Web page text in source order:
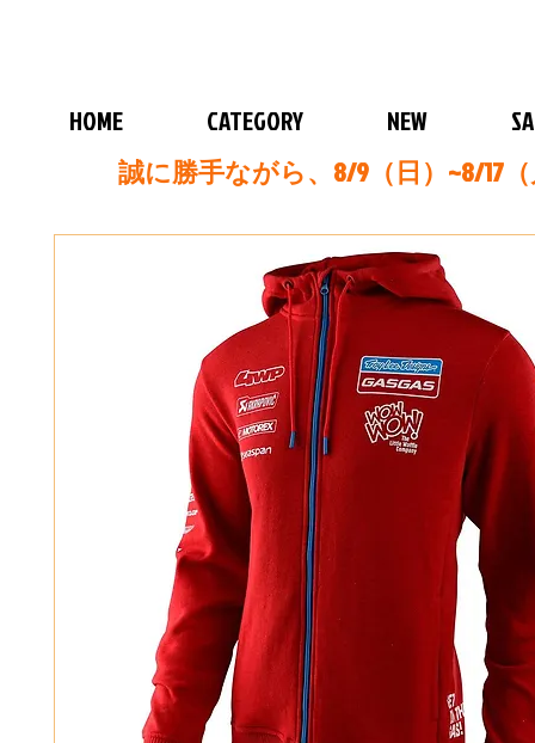
HOME CATEGORY NEW
誠に勝手ながら、8/9（日）~8/17